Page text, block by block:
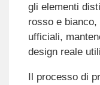
gli elementi
rosso e
ufficiali,
design reale
Il processo di